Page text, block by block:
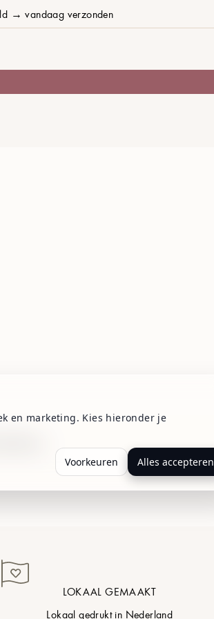
→ vandaag verzonden
LOKAAL GEMAAKT
Lokaal gedrukt in Nederland
en marketing. Kies hieronder je
Voorkeuren Alles accepteren